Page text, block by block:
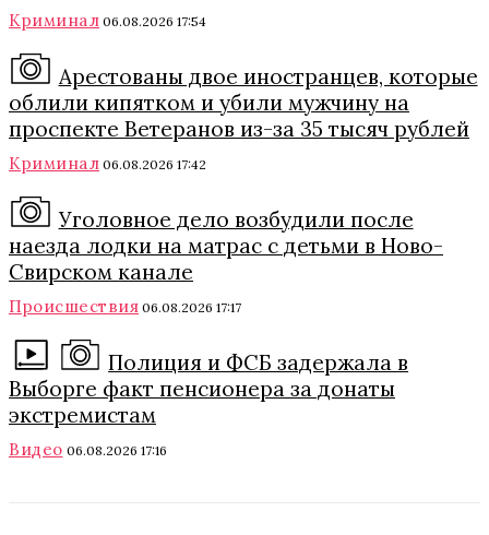
Криминал 06.08.2026 17:54
Арестованы двое иностранцев, которые
облили кипятком и убили мужчину на
проспекте Ветеранов из-за 35 тысяч рублей
Криминал 06.08.2026 17:42
Уголовное дело возбудили после
наезда лодки на матрас с детьми в Ново-
Свирском канале
Происшествия 06.08.2026 17:17
Полиция и ФСБ задержала в
Выборге факт пенсионера за донаты
экстремистам
Видео 06.08.2026 17:16